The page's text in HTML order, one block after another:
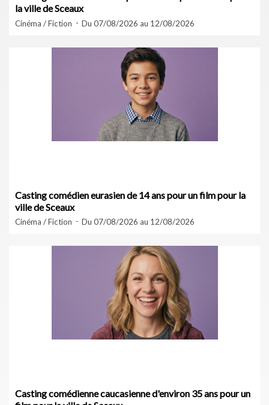
la ville de Sceaux
Cinéma / Fiction Du 07/08/2026 au 12/08/2026
Casting comédien eurasien de 14 ans pour un film pour la
ville de Sceaux
Cinéma / Fiction Du 07/08/2026 au 12/08/2026
Casting comédienne caucasienne d'environ 35 ans pour un